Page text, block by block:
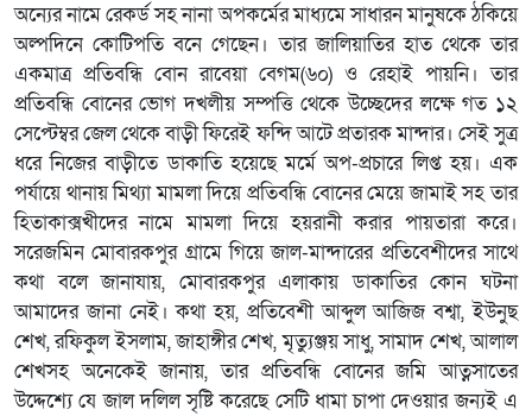
অন্যের নামে রেকর্ড সহ নানা অপকর্মের মাধ্যমে সাধারন মানুষকে ঠকিয়ে
অল্পদিনে কোটিপতি বনে গেছেন। তার জালিয়াতির হাত থেকে তার
একমাত্র প্রতিবন্ধি বোন রাবেয়া বেগম(৬০) ও রেহাই পায়নি। তার
প্রতিবন্ধি বোনের ভোগ দখলীয় সম্পত্তি থেকে উচ্ছেদের লক্ষে গত ১২
সেপ্টেম্বর জেল থেকে বাড়ী ফিরেই ফন্দি আটে প্রতারক মান্দার। সেই সুত্র
ধরে নিজের বাড়ীতে ডাকাতি হয়েছে মর্মে অপ-প্রচারে লিপ্ত হয়। এক
পর্যায়ে থানায় মিথ্যা মামলা দিয়ে প্রতিবন্ধি বোনের মেয়ে জামাই সহ তার
হিতাকাক্সখীদের নামে মামলা দিয়ে হয়রানী করার পায়তারা করে।
সরেজমিন মোবারকপুর গ্রামে গিয়ে জাল-মান্দারের প্রতিবেশীদের সাথে
কথা বলে জানাযায়, মোবারকপুর এলাকায় ডাকাতির কোন ঘটনা
আমাদের জানা নেই। কথা হয়, প্রতিবেশী আব্দুল আজিজ বশ্বা, ইউনুছ
শেখ, রফিকুল ইসলাম, জাহাঙ্গীর শেখ, মৃত্যুঞ্জয় সাধু, সামাদ শেখ, আলাল
শেখসহ অনেকেই জানায়, তার প্রতিবন্ধি বোনের জমি আত্নসাতের
উদ্দেশ্যে যে জাল দলিল সৃষ্টি করেছে সেটি ধামা চাপা দেওয়ার জন্যই এ